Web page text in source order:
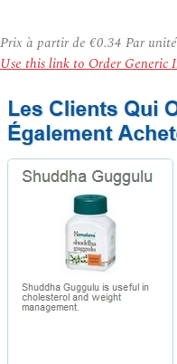
Prix à partir de €0.34 Par unité
Use this link to Order